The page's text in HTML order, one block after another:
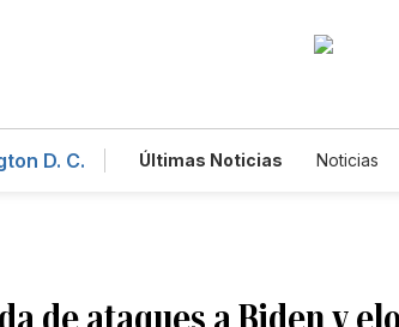
D. C. Últimas Noticias Noticias